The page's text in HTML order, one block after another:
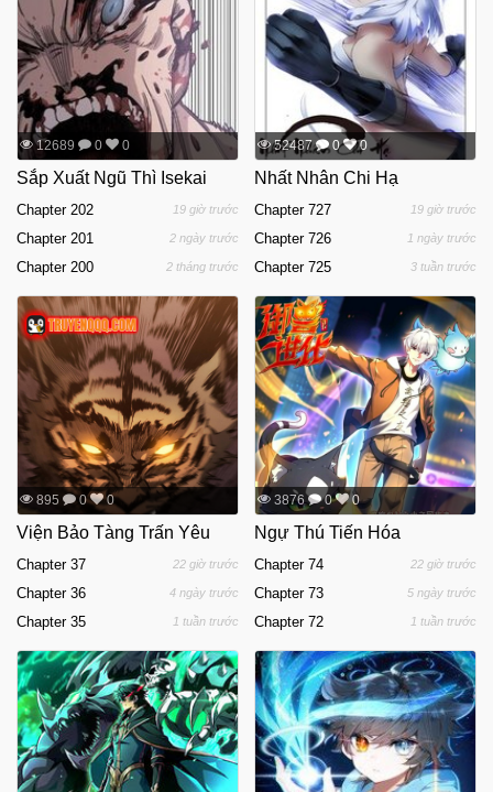
12689 0 0
Sắp Xuất Ngũ Thì Isekai
Chapter 202 19 giờ trước
Chapter 201 2 ngày trước
Chapter 200 2 tháng trước
52487 0 0
Nhất Nhân Chi Hạ
Chapter 727 19 giờ trước
Chapter 726 1 ngày trước
Chapter 725 3 tuần trước
895 0 0
Viện Bảo Tàng Trấn Yêu
Chapter 37 22 giờ trước
Chapter 36 4 ngày trước
Chapter 35 1 tuần trước
3876 0 0
Ngự Thú Tiến Hóa
Chapter 74 22 giờ trước
Chapter 73 5 ngày trước
Chapter 72 1 tuần trước